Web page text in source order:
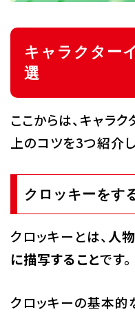
キャラクター
選
ここからは、キャラ
上のコツを3つ紹介し
クロッキーをす
クロッキーとは、 人
に描写することです。
クロッキーの基本的